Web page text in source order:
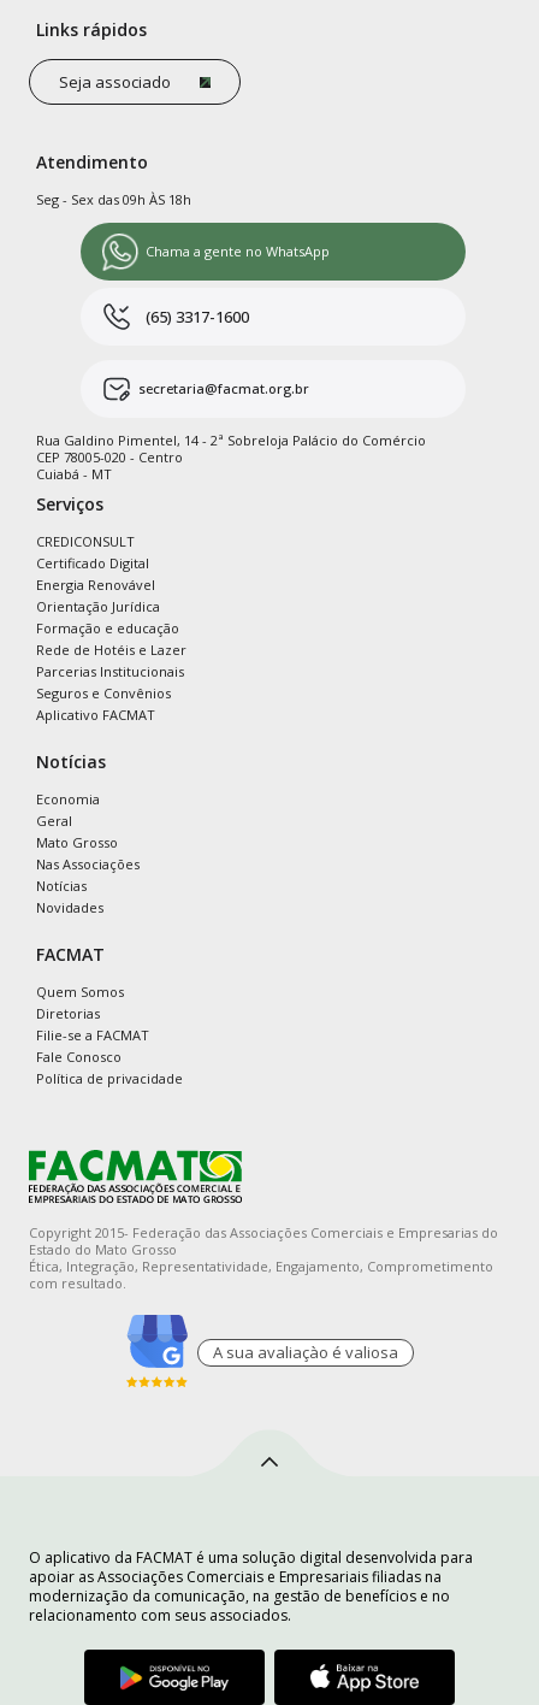
Links rápidos
Seja associado
Atendimento
Seg - Sex das 09h ÀS 18h
Chama a gente no WhatsApp
(65) 3317-1600
secretaria@facmat.org.br
Rua Galdino Pimentel, 14 - 2ª Sobreloja Palácio do Comércio
CEP 78005-020 - Centro
Cuiabá - MT
Serviços
CREDICONSULT
Certificado Digital
Energia Renovável
Orientação Jurídica
Formação e educação
Rede de Hotéis e Lazer
Parcerias Institucionais
Seguros e Convênios
Aplicativo FACMAT
Notícias
Economia
Geral
Mato Grosso
Nas Associações
Notícias
Novidades
FACMAT
Quem Somos
Diretorias
Filie-se a FACMAT
Fale Conosco
Política de privacidade
Copyright 2015- Federação das Associações Comerciais e Empresarias do
Estado do Mato Grosso
Ética, Integração, Representatividade, Engajamento, Comprometimento
com resultado.
A sua avaliaçào é valiosa
O aplicativo da FACMAT é uma solução digital desenvolvida para
apoiar as Associações Comerciais e Empresariais filiadas na
modernização da comunicação, na gestão de benefícios e no
relacionamento com seus associados.